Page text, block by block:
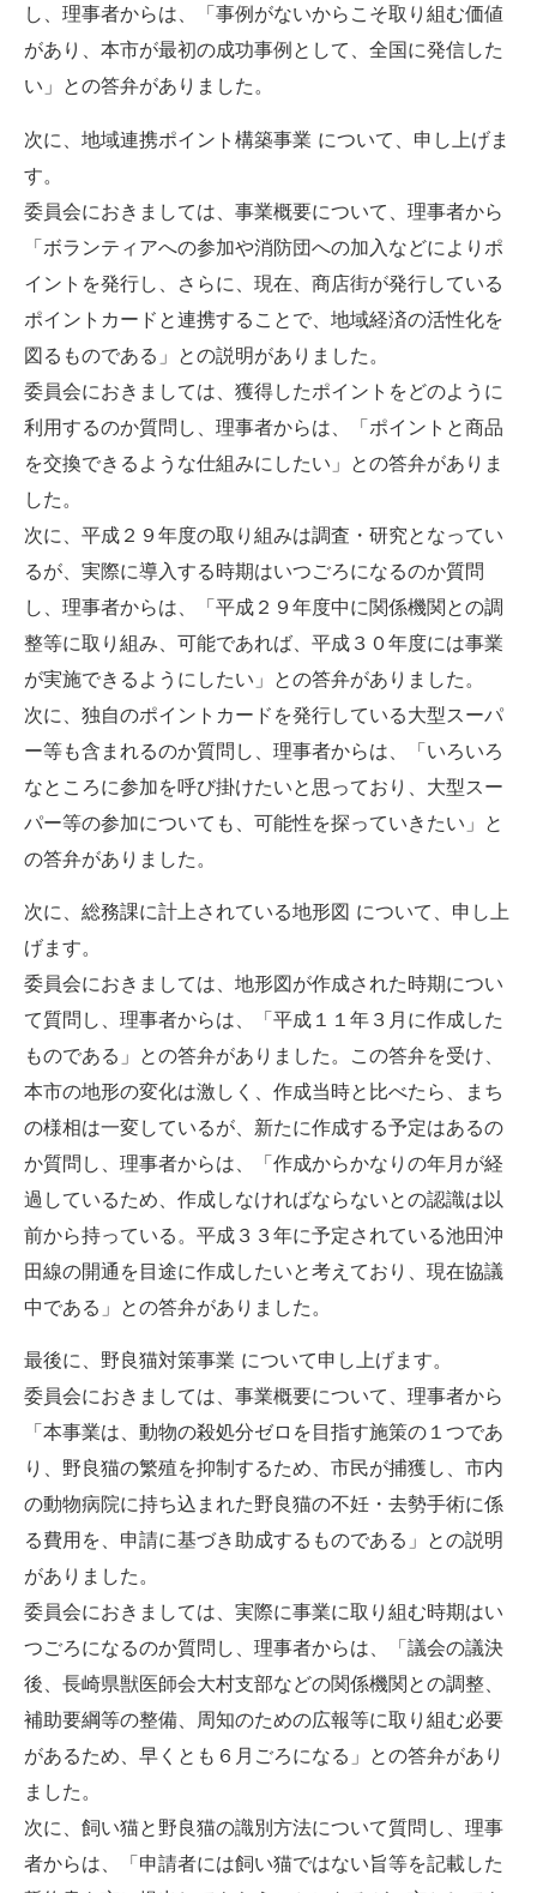
し、理事者からは、「事例がないからこそ取り組む価値
があり、本市が最初の成功事例として、全国に発信した
い」との答弁がありました。
次に、地域連携ポイント構築事業 について、申し上げま
す。
委員会におきましては、事業概要について、理事者から
「ボランティアへの参加や消防団への加入などによりポ
イントを発行し、さらに、現在、商店街が発行している
ポイントカードと連携することで、地域経済の活性化を
図るものである」との説明がありました。
委員会におきましては、獲得したポイントをどのように
利用するのか質問し、理事者からは、「ポイントと商品
を交換できるような仕組みにしたい」との答弁がありま
した。
次に、平成２９年度の取り組みは調査・研究となってい
るが、実際に導入する時期はいつごろになるのか質問
し、理事者からは、「平成２９年度中に関係機関との調
整等に取り組み、可能であれば、平成３０年度には事業
が実施できるようにしたい」との答弁がありました。
次に、独自のポイントカードを発行している大型スーパ
ー等も含まれるのか質問し、理事者からは、「いろいろ
なところに参加を呼び掛けたいと思っており、大型スー
パー等の参加についても、可能性を探っていきたい」と
の答弁がありました。
次に、総務課に計上されている地形図 について、申し上
げます。
委員会におきましては、地形図が作成された時期につい
て質問し、理事者からは、「平成１１年３月に作成した
ものである」との答弁がありました。この答弁を受け、
本市の地形の変化は激しく、作成当時と比べたら、まち
の様相は一変しているが、新たに作成する予定はあるの
か質問し、理事者からは、「作成からかなりの年月が経
過しているため、作成しなければならないとの認識は以
前から持っている。平成３３年に予定されている池田沖
田線の開通を目途に作成したいと考えており、現在協議
中である」との答弁がありました。
最後に、野良猫対策事業 について申し上げます。
委員会におきましては、事業概要について、理事者から
「本事業は、動物の殺処分ゼロを目指す施策の１つであ
り、野良猫の繁殖を抑制するため、市民が捕獲し、市内
の動物病院に持ち込まれた野良猫の不妊・去勢手術に係
る費用を、申請に基づき助成するものである」との説明
がありました。
委員会におきましては、実際に事業に取り組む時期はい
つごろになるのか質問し、理事者からは、「議会の議決
後、長崎県獣医師会大村支部などの関係機関との調整、
補助要綱等の整備、周知のための広報等に取り組む必要
があるため、早くとも６月ごろになる」との答弁があり
ました。
次に、飼い猫と野良猫の識別方法について質問し、理事
者からは、「申請者には飼い猫ではない旨等を記載した